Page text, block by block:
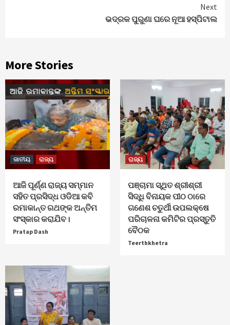
Next
ଭଦ୍ରକ ପୁରୁଣା ଘରେ ନୂଆ ହସ୍ପିଟାଲ
More Stories
ଜାତୀୟ ରାଜ୍ୟ
ଆଜି ପୂର୍ଣ୍ଣ ରାଜ୍ୟ ସମ୍ମାନ
ସହିତ ପ୍ରସିଦ୍ଧ ଓଡିଆ କବି
ରମାକାନ୍ତ ରଥଙ୍କ ଅନ୍ତିମ
ସଂସ୍କାର କରାଯିବ।
Pratap Dash
ରାଜ୍ୟ
ପଞ୍ଚାମା ସ୍ଥିତ ଶ୍ରୀଶ୍ରୀ
ସିଦ୍ଧି ବିନାୟକ ପୀଠ ଠାରେ
ଗଣେଶ ଚତୁର୍ଥୀ ଉପଲକ୍ଷେ
ପରିଚାଳନା କମିଟିର ପ୍ରସ୍ତୁତି
ବୈଠକ
Teerthkhetra